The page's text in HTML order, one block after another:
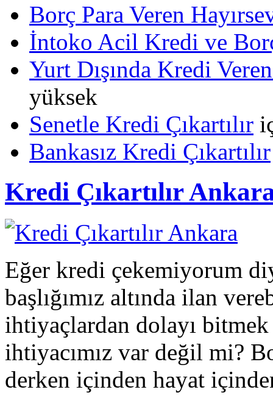
Borç Para Veren
İntoko Acil Kredi ve
Yurt Dışında Kredi
yüksek
Senetle Kredi Çıkartılır
Bankasız Kredi Çıkartılır
Kredi Çıkartılır
Eğer kredi çekemiyorum
başlığımız altında ilan
ihtiyaçlardan dolayı
ihtiyacımız var değil mi?
derken içinden hayat